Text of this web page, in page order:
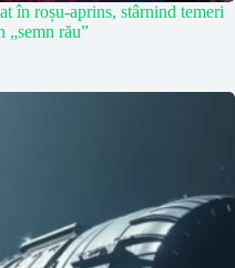
în roșu-aprins, stârnind temeri
„semn rău”